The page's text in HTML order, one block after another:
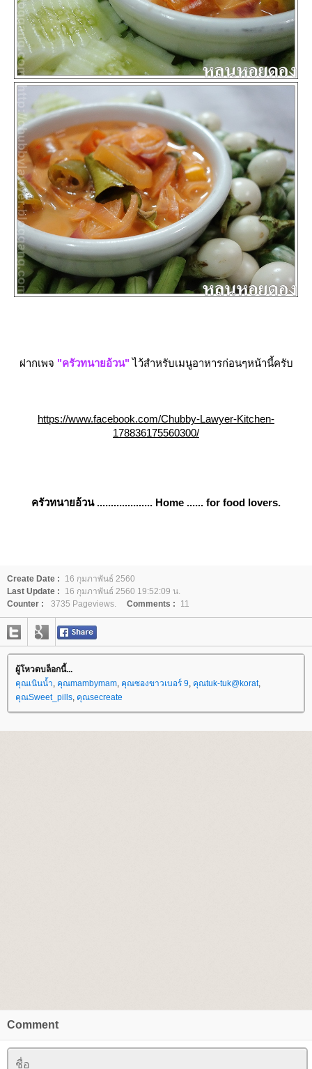
ฝากเพจ "ครัวทนายอ้วน" ไว้สำหรับเมนูอาหารก่อนๆหน้านี้ครับ
https://www.facebook.com/Chubby-Lawyer-Kitchen-
178836175560300/
ครัวทนายอ้วน .................... Home ...... for food lovers.
Create Date :
16 กุมภาพันธ์ 2560
Last Update :
16 กุมภาพันธ์ 2560 19:52:09 น.
Counter :
3735 Pageviews. Comments : 11
ผู้โหวตบล็อกนี้...
คุณเนินน้ำ, คุณmambymam, คุณซองขาวเบอร์ 9, คุณtuk-tuk@korat,
คุณSweet_pills, คุณsecreate
Comment